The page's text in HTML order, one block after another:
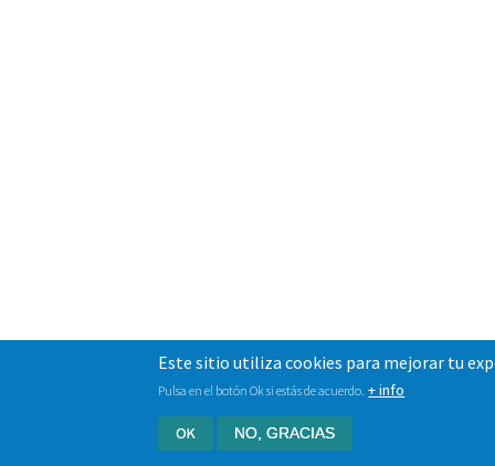
Este sitio utiliza cookies para mejorar tu
Pulsa en el botón Ok si estás de acuerdo. + info
OK NO, GRACIAS